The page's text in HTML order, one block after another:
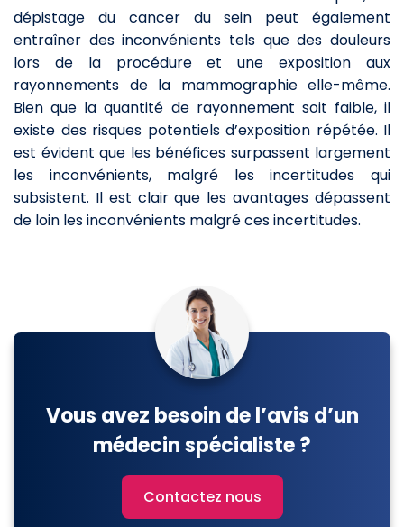
dépistage du cancer du sein peut également
entraîner des inconvénients tels que des douleurs
lors de la procédure et une exposition aux
rayonnements de la mammographie elle-même.
Bien que la quantité de rayonnement soit faible, il
existe des risques potentiels d’exposition répétée. Il
est évident que les bénéfices surpassent largement
les inconvénients, malgré les incertitudes qui
subsistent. Il est clair que les avantages dépassent
de loin les inconvénients malgré ces incertitudes.
Vous avez besoin de l’avis d’un
médecin spécialiste ?
Contactez nous